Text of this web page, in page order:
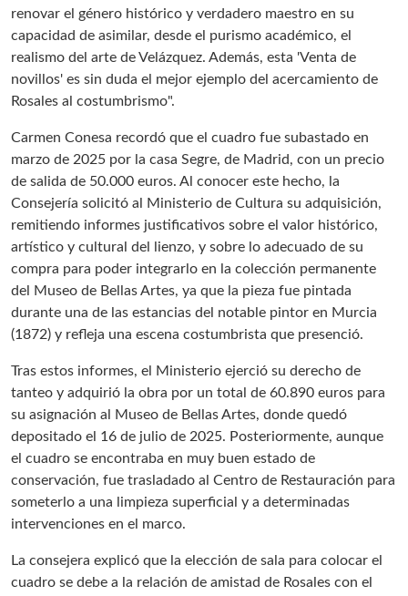
renovar el género histórico y verdadero maestro en su
capacidad de asimilar, desde el purismo académico, el
realismo del arte de Velázquez. Además, esta 'Venta de
novillos' es sin duda el mejor ejemplo del acercamiento de
Rosales al costumbrismo".
Carmen Conesa recordó que el cuadro fue subastado en
marzo de 2025 por la casa Segre, de Madrid, con un precio
de salida de 50.000 euros. Al conocer este hecho, la
Consejería solicitó al Ministerio de Cultura su adquisición,
remitiendo informes justificativos sobre el valor histórico,
artístico y cultural del lienzo, y sobre lo adecuado de su
compra para poder integrarlo en la colección permanente
del Museo de Bellas Artes, ya que la pieza fue pintada
durante una de las estancias del notable pintor en Murcia
(1872) y refleja una escena costumbrista que presenció.
Tras estos informes, el Ministerio ejerció su derecho de
tanteo y adquirió la obra por un total de 60.890 euros para
su asignación al Museo de Bellas Artes, donde quedó
depositado el 16 de julio de 2025. Posteriormente, aunque
el cuadro se encontraba en muy buen estado de
conservación, fue trasladado al Centro de Restauración para
someterlo a una limpieza superficial y a determinadas
intervenciones en el marco.
La consejera explicó que la elección de sala para colocar el
cuadro se debe a la relación de amistad de Rosales con el